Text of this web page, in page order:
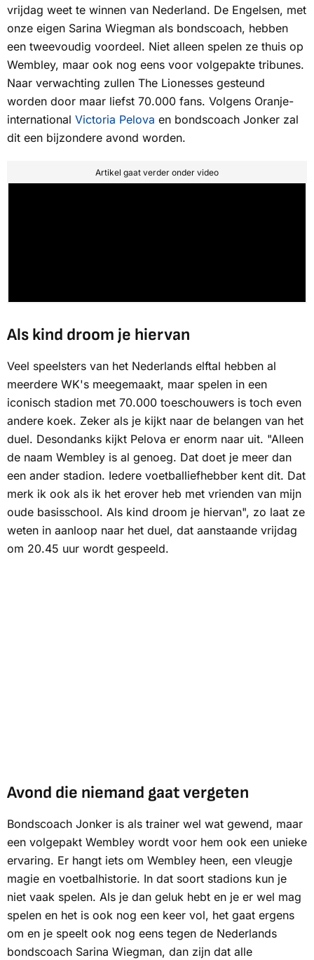
vrijdag weet te winnen van Nederland. De Engelsen, met
onze eigen Sarina Wiegman als bondscoach, hebben
een tweevoudig voordeel. Niet alleen spelen ze thuis op
Wembley, maar ook nog eens voor volgepakte tribunes.
Naar verwachting zullen The Lionesses gesteund
worden door maar liefst 70.000 fans. Volgens Oranje-
international Victoria Pelova en bondscoach Jonker zal
dit een bijzondere avond worden.
Artikel gaat verder onder video
Als kind droom je hiervan
Veel speelsters van het Nederlands elftal hebben al
meerdere WK's meegemaakt, maar spelen in een
iconisch stadion met 70.000 toeschouwers is toch even
andere koek. Zeker als je kijkt naar de belangen van het
duel. Desondanks kijkt Pelova er enorm naar uit. "Alleen
de naam Wembley is al genoeg. Dat doet je meer dan
een ander stadion. Iedere voetballiefhebber kent dit. Dat
merk ik ook als ik het erover heb met vrienden van mijn
oude basisschool. Als kind droom je hiervan", zo laat ze
weten in aanloop naar het duel, dat aanstaande vrijdag
om 20.45 uur wordt gespeeld.
Avond die niemand gaat vergeten
Bondscoach Jonker is als trainer wel wat gewend, maar
een volgepakt Wembley wordt voor hem ook een unieke
ervaring. Er hangt iets om Wembley heen, een vleugje
magie en voetbalhistorie. In dat soort stadions kun je
niet vaak spelen. Als je dan geluk hebt en je er wel mag
spelen en het is ook nog een keer vol, het gaat ergens
om en je speelt ook nog eens tegen de Nederlands
bondscoach Sarina Wiegman, dan zijn dat alle